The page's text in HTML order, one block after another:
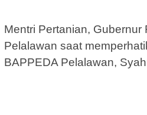
Mentri Pertanian, Gubernur
Pelalawan saat
BAPPEDA Pelalawan,